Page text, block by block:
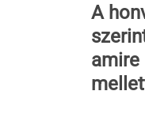
A
amire